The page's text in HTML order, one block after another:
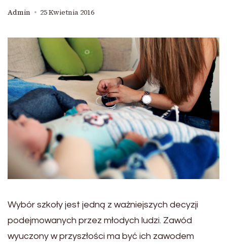
Admin 25 Kwietnia 2016
Wybór szkoły jest jedną z ważniejszych decyzji
podejmowanych przez młodych ludzi. Zawód
wyuczony w przyszłości ma być ich zawodem